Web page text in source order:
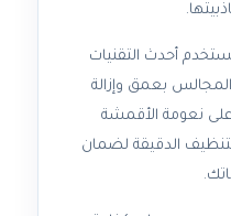
أحدث التقنيات
بعمق وإزالة
على نعومة الأقمشة
الدقيقة لضمان